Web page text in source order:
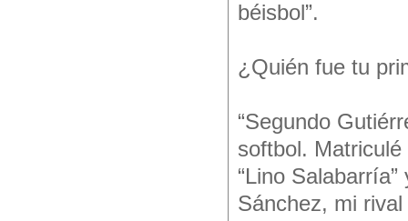
béisbol”.
¿Quién fue tu
“Segundo
softbol.
“Lino
Sánchez, mi